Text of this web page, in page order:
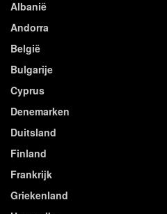
Albanië
Andorra
België
Bulgarije
Cyprus
Denemarken
Duitsland
Finland
Frankrijk
Griekenland